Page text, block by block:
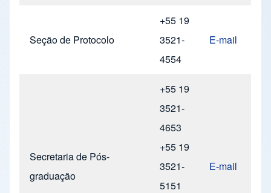
Seção de Protocolo
+55 19
3521-
4554
E-mail
Secretaria de Pós-
graduação
+55 19
3521-
4653
+55 19
3521-
5151
E-mail